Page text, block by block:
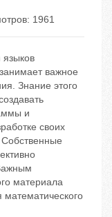
1961
языков
важное
Знание этого
и
своих
материала